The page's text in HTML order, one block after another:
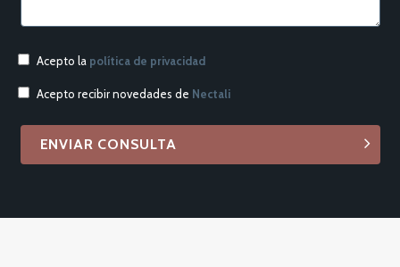
Acepto la política de privacidad
Acepto recibir novedades de Nectali